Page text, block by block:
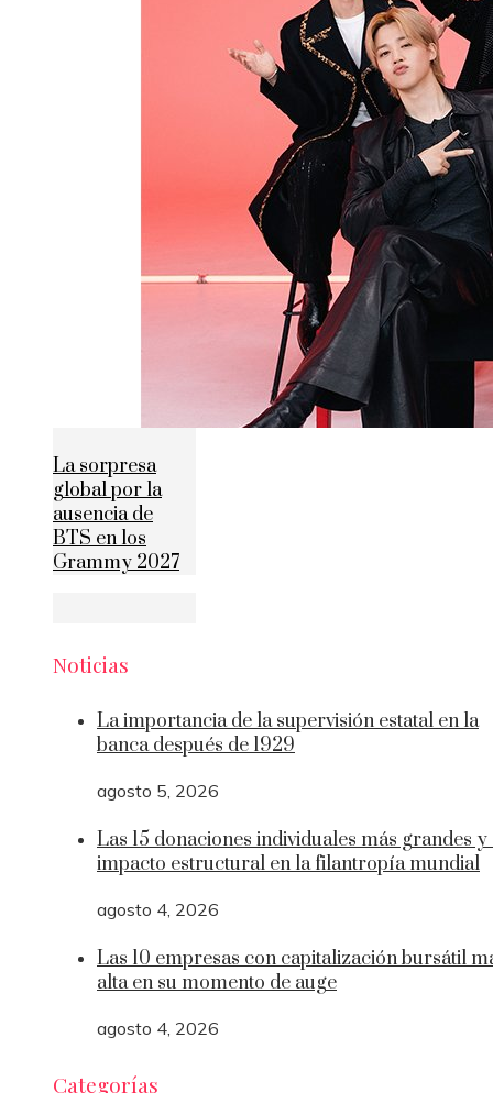
La sorpresa
global por la
ausencia de
BTS en los
Grammy 2027
Noticias
La importancia de la supervisión estatal en la
banca después de 1929
agosto 5, 2026
Las 15 donaciones individuales más grandes y
impacto estructural en la filantropía mundial
agosto 4, 2026
Las 10 empresas con capitalización bursátil
alta en su momento de auge
agosto 4, 2026
Categorías